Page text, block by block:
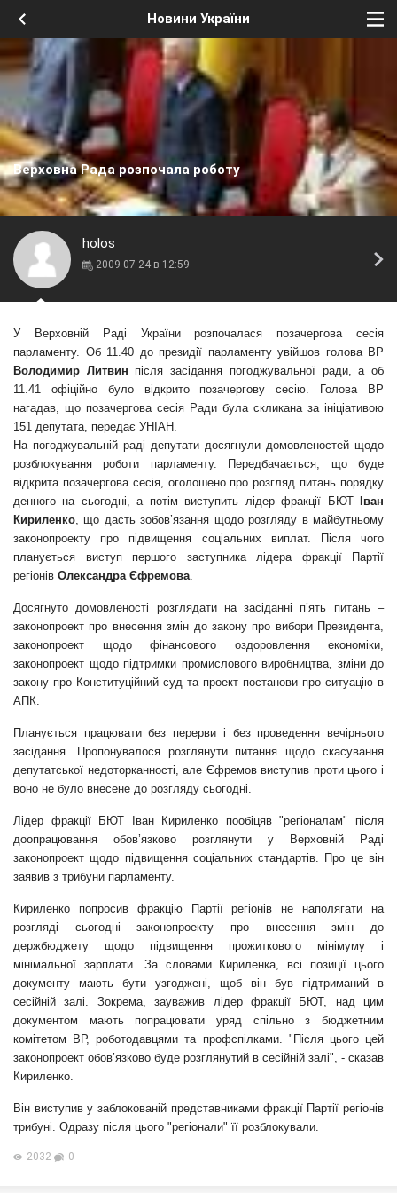
Новини України
Верховна Рада розпочала роботу
holos
2009-07-24 в 12:59
У Верховній Раді України розпочалася позачергова сесія
парламенту. Об 11.40 до президії парламенту увійшов голова ВР
Володимир Литвин після засідання погоджувальної ради, а об
11.41 офіційно було відкрито позачергову сесію. Голова ВР
нагадав, що позачергова сесія Ради була скликана за ініціативою
151 депутата, передає УНІАН .
На погоджувальній раді депутати досягнули домовленостей щодо
розблокування роботи парламенту. Передбачається, що буде
відкрита позачергова сесія, оголошено про розгляд питань порядку
денного на сьогодні, а потім виступить лідер фракції БЮТ
Іван
Кириленко, що дасть зобов’язання щодо розгляду в майбутньому
законопроекту про підвищення соціальних виплат. Після чого
планується виступ першого заступника лідера фракції Партії
регіонів Олександра Єфремова.
Досягнуто домовленості розглядати на засіданні п’ять питань –
законопроект про внесення змін до закону про вибори Президента,
законопроект щодо фінансового оздоровлення економіки,
законопроект щодо підтримки промислового виробництва, зміни до
закону про Конституційний суд та проект постанови про ситуацію в
АПК.
Планується працювати без перерви і без проведення вечірнього
засідання. Пропонувалося розглянути питання щодо скасування
депутатської недоторканності, але Єфремов виступив проти цього і
воно не було внесене до розгляду сьогодні.
Лідер фракції БЮТ Іван Кириленко пообіцяв "регіоналам" після
доопрацювання обов’язково розглянути у Верховній Раді
законопроект щодо підвищення соціальних стандартів. Про це він
заявив з трибуни парламенту.
Кириленко попросив фракцію Партії регіонів не наполягати на
розгляді сьогодні законопроекту про внесення змін до
держбюджету щодо підвищення прожиткового мінімуму і
мінімальної зарплати. За словами Кириленка, всі позиції цього
документу мають бути узгоджені, щоб він був підтриманий в
сесійній залі. Зокрема, зауважив лідер фракції БЮТ, над цим
документом мають попрацювати уряд спільно з бюджетним
комітетом ВР, роботодавцями та профспілками. "Після цього цей
законопроект обов’язково буде розглянутий в сесійній залі", - сказав
Кириленко.
Він виступив у заблокованій представниками фракції Партії регіонів
трибуні. Одразу після цього "регіонали" її розблокували.
2032 0